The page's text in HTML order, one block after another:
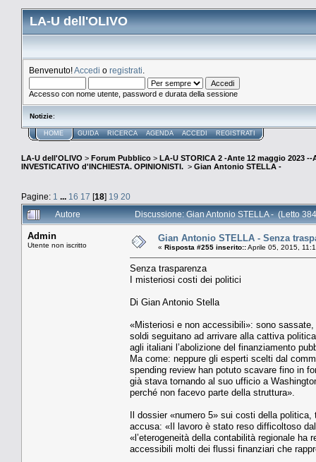
LA-U dell'OLIVO
Benvenuto!Accedi o registrati
Accesso con nome utente, password e durata della sessione
Notizie:
HOME GUIDA RICERCA AGENDA ACCEDI REGISTRATI
LA-U dell'OLIVO > Forum Pubblico > LA-U STORICA 2 -Ante 12 maggio 2023 --
INVESTICATIVO d'INCHIESTA. OPINIONISTI. > Gian Antonio STELLA -
Pagine: 1 ... 16 17 [18] 19 20
Autore
Discussione: Gian Antonio STELLA - (Letto
Admin
Utente non iscritto
Gian Antonio STELLA - Senza
« Risposta #255 inserito::Aprile 05, 2015,
Senza trasparenza
I misteriosi costi dei politici
Di Gian Antonio Stella
«Misteriosi e non accessibili»: sono
soldi seguitano ad arrivare alla cattiva
agli italiani l’abolizione del finanziamento
Ma come: neppure gli esperti scelti dal
spending review han potuto scavare fino in
già stava tornando al suo ufficio a
perché non facevo parte della struttura».
Il dossier «numero 5» sui costi della
accusa: «Il lavoro è stato reso difficoltoso
«l’eterogeneità della contabilità regionale
accessibili molti dei flussi finanziari che